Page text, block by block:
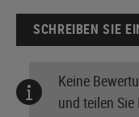
SCHREIBEN SIE
Keine
und teilen Sie